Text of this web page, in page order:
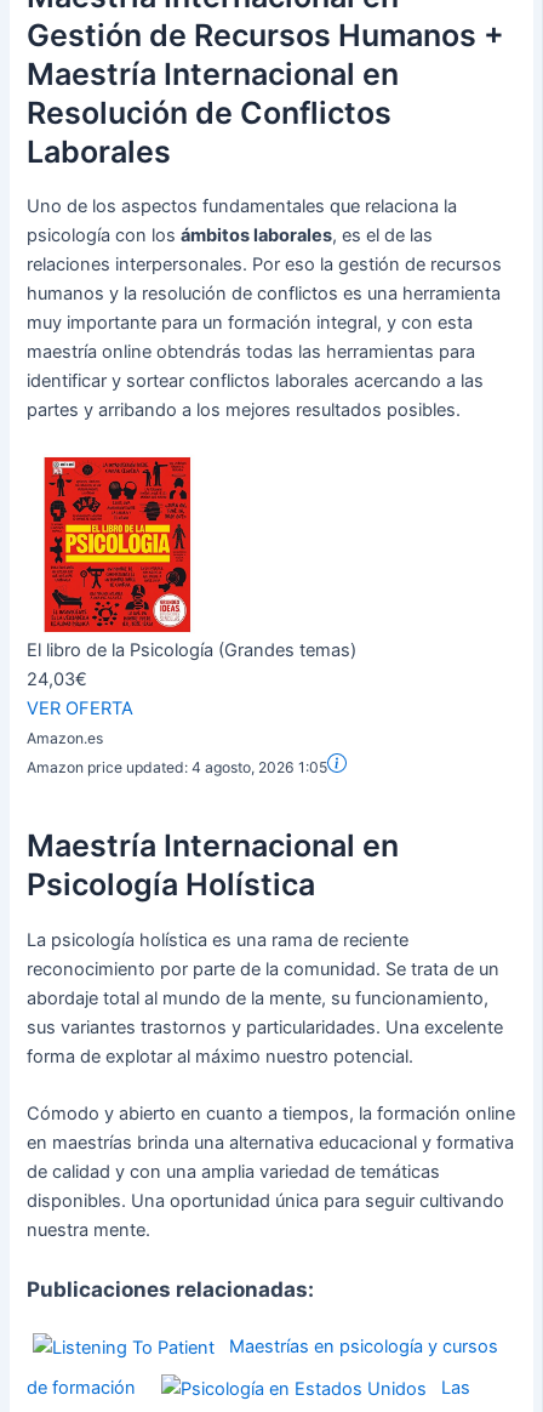
Gestión de Recursos Humanos +
Maestría Internacional en
Resolución de Conflictos
Laborales
Uno de los aspectos fundamentales que relaciona la
psicología con losámbitos laborales, es el de las
relaciones interpersonales. Por eso la gestión de recursos
humanos y la resolución de conflictos es una herramienta
muy importante para un formación integral, y con esta
maestría online obtendrás todas las herramientas para
identificar y sortear conflictos laborales acercando a las
partes y arribando a los mejores resultados posibles.
El libro de la Psicología (Grandes temas)
24,03€
VER OFERTA
Amazon.es
Amazon price updated:4 agosto, 2026 1:05
Maestría Internacional en
Psicología Holística
La psicología holística es una rama de reciente
reconocimiento por parte de la comunidad. Se trata de un
abordaje total al mundo de la mente, su funcionamiento,
sus variantes trastornos y particularidades. Una excelente
forma de explotar al máximo nuestro potencial.
Cómodo y abierto en cuanto a tiempos, la formación online
en maestrías brinda una alternativa educacional y formativa
de calidad y con una amplia variedad de temáticas
disponibles. Una oportunidad única para seguir cultivando
nuestra mente.
Publicaciones relacionadas:
Maestrías en psicología y cursos
de formación
Las